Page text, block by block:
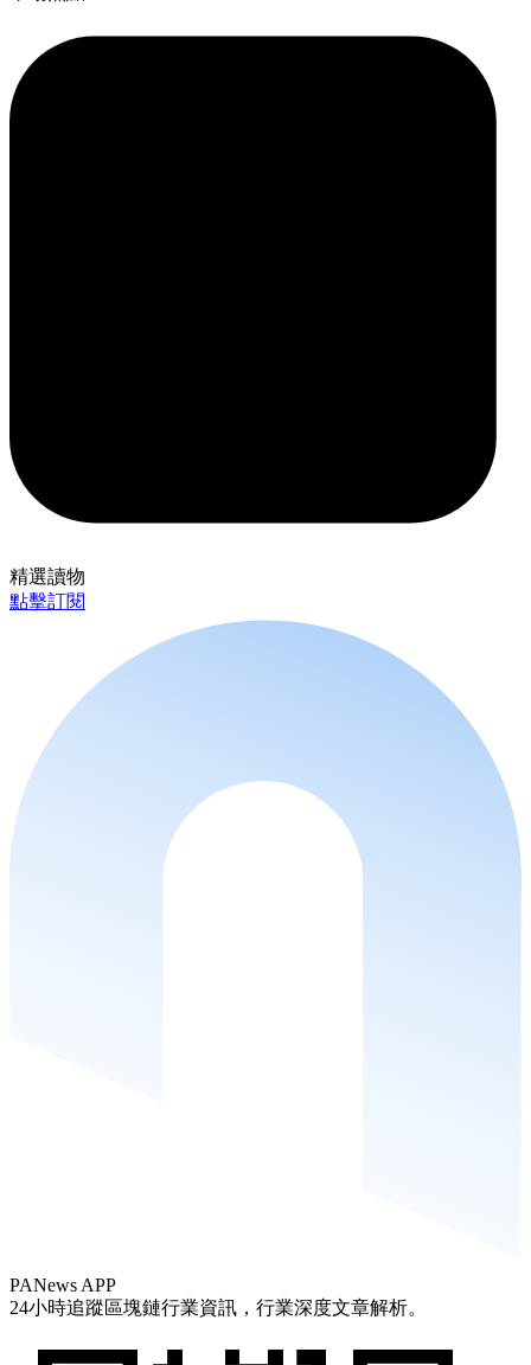
精選讀物
點擊訂閱
PANews APP
24小時追蹤區塊鏈行業資訊，行業深度文章解析。